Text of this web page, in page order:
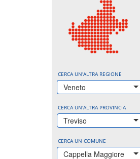
CERCA UN'ALTRA REGIONE
Veneto
CERCA UN'ALTRA PROVINCIA
Treviso
CERCA UN COMUNE
Cappella Maggiore